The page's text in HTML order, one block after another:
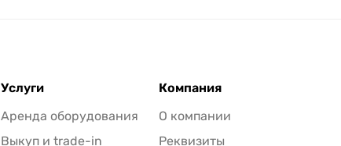
Услуги
Аренда оборудования
Выкуп и trade-in
Компания
О компании
Реквизиты